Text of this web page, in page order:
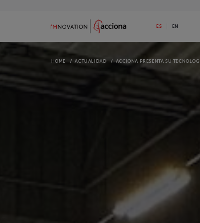
ES EN
innovación
abierta y generamos oportunidades para
Mira
9
solución disruptiva para alguno de ellos?
HOME / ACTUALIDAD /ACCIONA PRESENTA SU